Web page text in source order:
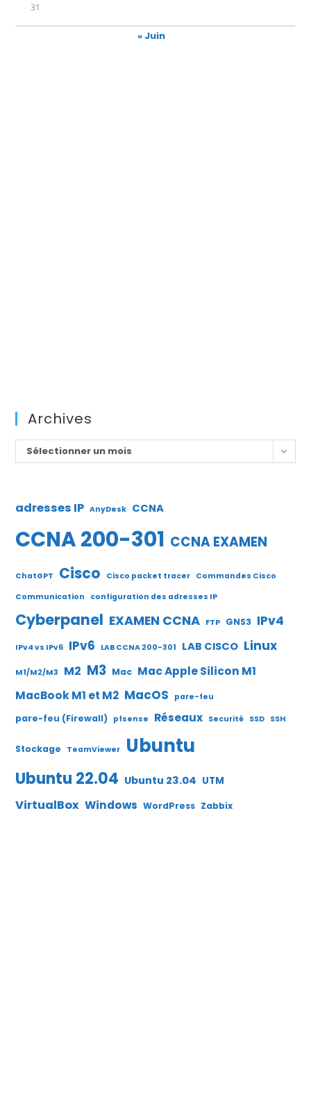
31
« Juin
Archives
Archives
Sélectionner un mois
adresses IP AnyDesk CCNA
CCNA 200-301 CCNA EXAMEN
ChatGPT Cisco Cisco packet tracer Commandes Cisco
Communication
configuration des adresses IP
Cyberpanel EXAMEN CCNA FTP GNS3 IPv4
IPv4 vs IPv6 IPv6 LAB CCNA 200-301 LAB CISCO Linux
M1/M2/M3 M2 M3 Mac Mac Apple Silicon M1
MacBook M1 et M2 MacOS pare-feu
pare-feu (Firewall) pfsense Réseaux Securité SSD SSH
Stockage TeamViewer Ubuntu
Ubuntu 22.04 Ubuntu 23.04 UTM
VirtualBox Windows WordPress Zabbix